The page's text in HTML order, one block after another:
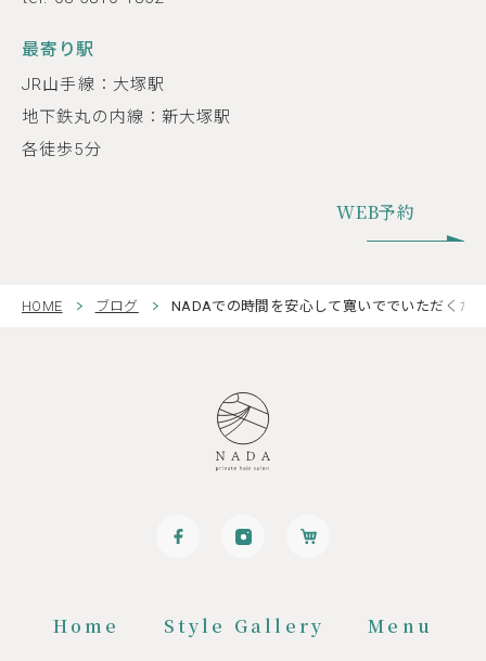
最寄り駅
JR山手線：大塚駅
地下鉄丸の内線：新大塚駅
各徒歩5分
WEB予約
HOME ブログ NADAでの時間を安心して寛いででいただくた
Home Style Gallery Menu